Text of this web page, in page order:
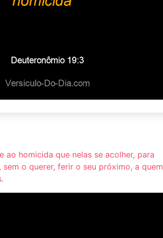
ao homicida que nelas se acolher, para
sem o querer, ferir o seu próximo, a quem